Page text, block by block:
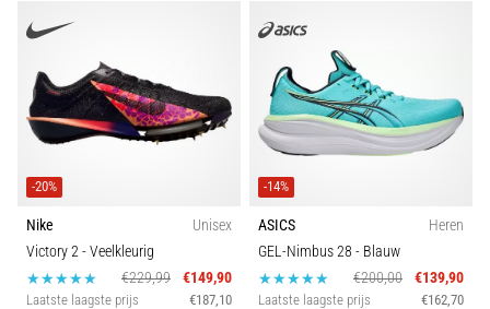
-20%
Nike
Unisex
Victory 2- Veelkleurig
€229,99
€149,90
Laatste laagste prijs €187,10
-14%
ASICS
Heren
GEL-Nimbus 28 - Blauw
€200,00
€139,90
Laatste laagste prijs €162,70